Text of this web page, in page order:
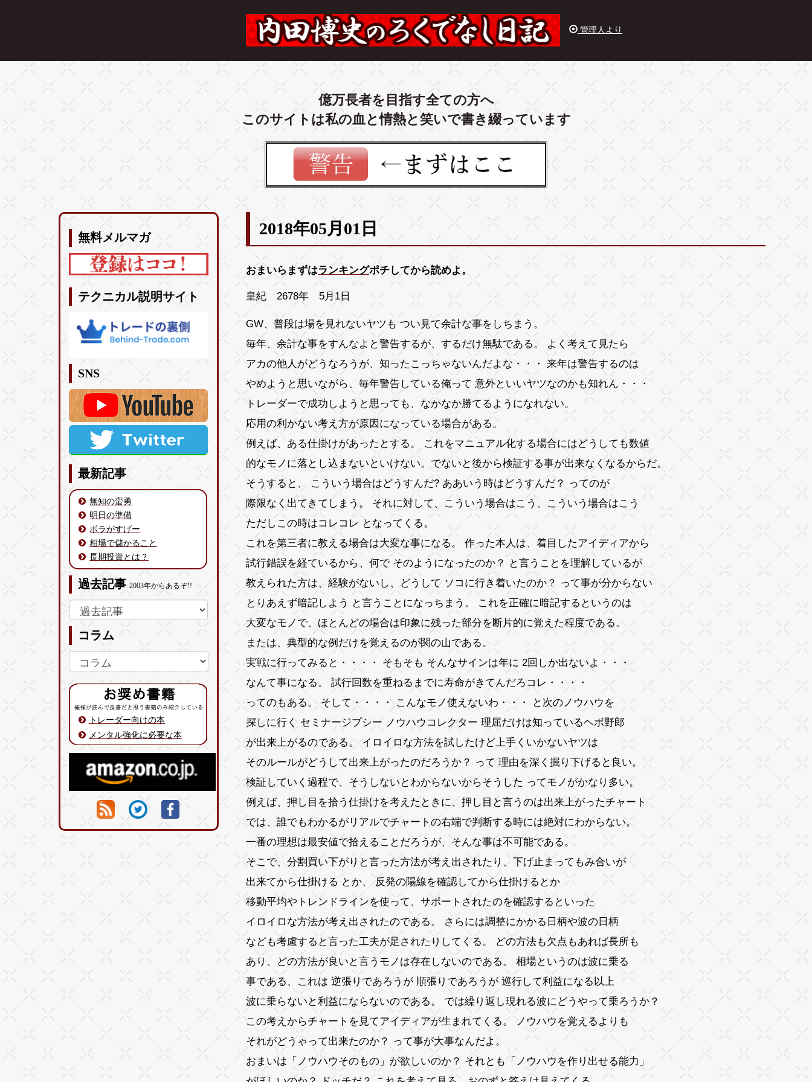
管理人より
億万長者を目指す全ての方へ
このサイトは私の血と情熱と笑いで書き綴っています
無料メルマガ
テクニカル説明サイト
SNS
最新記事
無知の蛮勇
明日の準備
ボラがすげー
相場で儲かること
長期投資とは？
過去記事2003年からあるぞ!!
コラム
トレーダー向けの本
メンタル強化に必要な本
2018年05月01日
おまいらまずはランキングポチしてから読めよ。
皇紀 2678年 5月1日
GW、普段は場を見れないヤツも つい見て余計な事をしちまう。
毎年、余計な事をすんなよと警告するが、するだけ無駄である。 よく考えて見たら
アカの他人がどうなろうが、知ったこっちゃないんだよな・・・ 来年は警告するのは
やめようと思いながら、毎年警告している俺って 意外といいヤツなのかも知れん・・・
トレーダーで成功しようと思っても、なかなか勝てるようになれない。
応用の利かない考え方が原因になっている場合がある。
例えば、ある仕掛けがあったとする。 これをマニュアル化する場合にはどうしても数値
的なモノに落とし込まないといけない。でないと後から検証する事が出来なくなるからだ。
そうすると、 こういう場合はどうすんだ? ああいう時はどうすんだ？ ってのが
際限なく出てきてしまう。 それに対して、こういう場合はこう、こういう場合はこう
ただしこの時はコレコレ となってくる。
これを第三者に教える場合は大変な事になる。 作った本人は、着目したアイディアから
試行錯誤を経ているから、何で そのようになったのか？ と言うことを理解しているが
教えられた方は、経験がないし、どうして ソコに行き着いたのか？ って事が分からない
とりあえず暗記しよう と言うことになっちまう。 これを正確に暗記するというのは
大変なモノで、ほとんどの場合は印象に残った部分を断片的に覚えた程度である。
または、典型的な例だけを覚えるのが関の山である。
実戦に行ってみると・・・・ そもそも そんなサインは年に 2回しか出ないよ・・・
なんて事になる。 試行回数を重ねるまでに寿命がきてんだろコレ・・・・
ってのもある。 そして・・・・ こんなモノ使えないわ・・・ と次のノウハウを
探しに行く セミナージプシー ノウハウコレクター 理屈だけは知っているヘボ野郎
が出来上がるのである。 イロイロな方法を試したけど上手くいかないヤツは
そのルールがどうして出来上がったのだろうか？ って 理由を深く掘り下げると良い。
検証していく過程で、そうしないとわからないからそうした ってモノがかなり多い。
例えば、押し目を拾う仕掛けを考えたときに、押し目と言うのは出来上がったチャート
では、誰でもわかるがリアルでチャートの右端で判断する時には絶対にわからない。
一番の理想は最安値で拾えることだろうが、そんな事は不可能である。
そこで、分割買い下がりと言った方法が考え出されたり、下げ止まってもみ合いが
出来てから仕掛ける とか、 反発の陽線を確認してから仕掛けるとか
移動平均やトレンドラインを使って、サポートされたのを確認するといった
イロイロな方法が考え出されたのである。 さらには調整にかかる日柄や波の日柄
なども考慮すると言った工夫が足されたりしてくる。 どの方法も欠点もあれば長所も
あり、どの方法が良いと言うモノは存在しないのである。 相場というのは波に乗る
事である、これは 逆張りであろうが 順張りであろうが 巡行して利益になる以上
波に乗らないと利益にならないのである。 では繰り返し現れる波にどうやって乗ろうか？
この考えからチャートを見てアイディアが生まれてくる。 ノウハウを覚えるよりも
それがどうゃって出来たのか？ って事が大事なんだよ。
おまいは「ノウハウそのもの」が欲しいのか？ それとも「ノウハウを作り出せる能力」